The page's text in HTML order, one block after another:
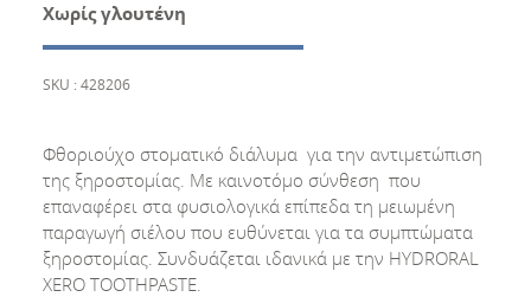
Χωρίς γλουτένη
SKU : 428206
Φθοριούχο στοματικό διάλυμα για την αντιμετώπιση
της ξηροστομίας. Με καινοτόμο σύνθεση που
επαναφέρει στα φυσιολογικά επίπεδα τη μειωμένη
παραγωγή σιέλου που ευθύνεται για τα συμπτώματα
ξηροστομίας. Συνδυάζεται ιδανικά με την HYDRORAL
XERO TOOTHPASTE.